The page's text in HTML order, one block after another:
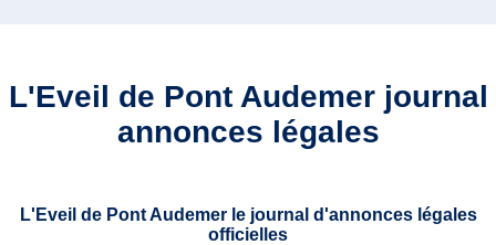
L'Eveil de Pont Audemer journal
annonces légales
L'Eveil de Pont Audemer le journal d'annonces légales
officielles